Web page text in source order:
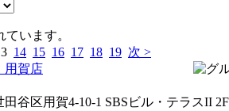
います。
14 15 16 17 18 19 次 >
賀店
田谷区用賀4-10-1 SBSビル・テラスII 2F